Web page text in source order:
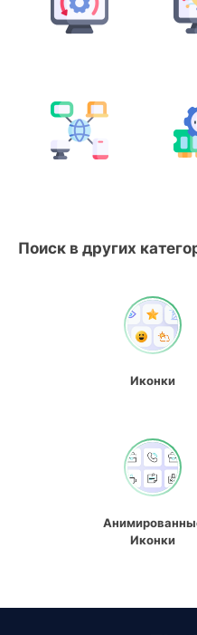
Поиск в других
Иконки
Иконки